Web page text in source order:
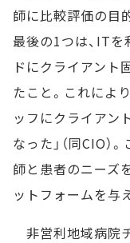
師に比較評価の目
最後の1つは、IT
ドにクライアント
たこと。これによ
ッフにクライアン
なった」（同CIO）
師と患者のニーズ
ットフォームを与
非営利地域病院